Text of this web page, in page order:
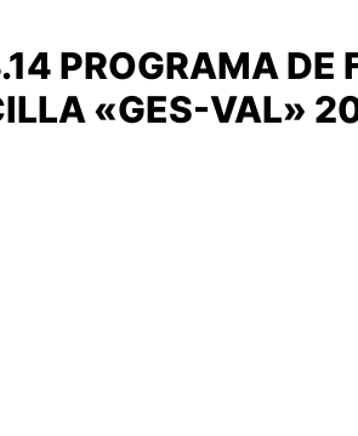
PROGRAMA DE
«GES-VAL»